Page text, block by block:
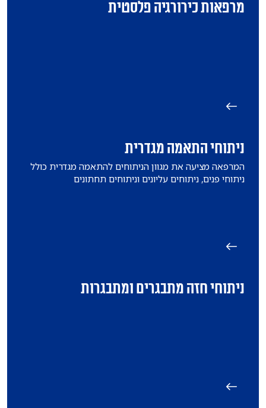
מרפאות כירורגיה פלסטית
ניתוחי התאמה מגדרית
המרפאה מציעה את מגוון הניתוחים להתאמה מגדרית כולל
ניתוחי פנים, ניתוחים עליונים וניתוחים תחתונים
ניתוחי חזה מתבגרים ומתבגרות